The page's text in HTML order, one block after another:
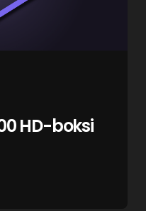
HD-boksi